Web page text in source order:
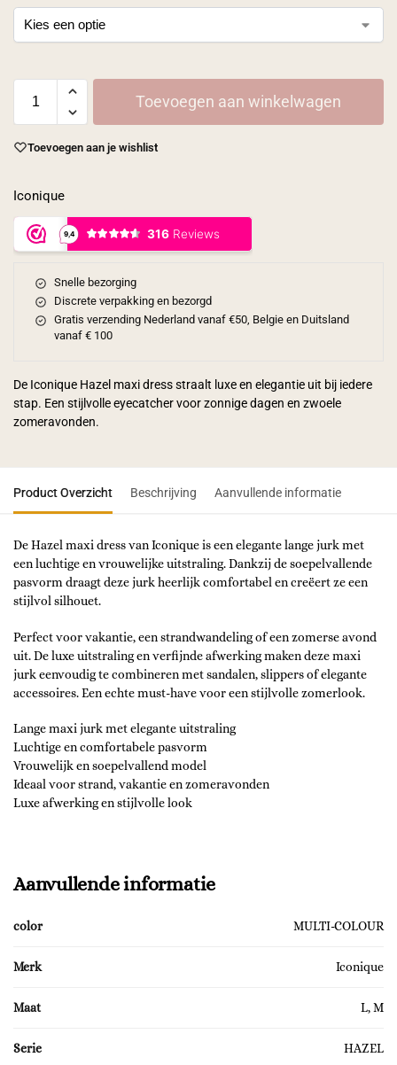
Toevoegen aan winkelwagen
Toevoegen aan je wishlist
Iconique
Snelle bezorging
Discrete verpakking en bezorgd
Gratis verzending Nederland vanaf €50, Belgie en Duitsland
vanaf € 100
De Iconique Hazel maxi dress straalt luxe en elegantie uit bij iedere
stap. Een stijlvolle eyecatcher voor zonnige dagen en zwoele
zomeravonden.
Product Overzicht Beschrijving Aanvullende informatie
De Hazel maxi dress van Iconique is een elegante lange jurk met
een luchtige en vrouwelijke uitstraling. Dankzij de soepelvallende
pasvorm draagt deze jurk heerlijk comfortabel en creëert ze een
stijlvol silhouet.
Perfect voor vakantie, een strandwandeling of een zomerse avond
uit. De luxe uitstraling en verfijnde afwerking maken deze maxi
jurk eenvoudig te combineren met sandalen, slippers of elegante
accessoires. Een echte must-have voor een stijlvolle zomerlook.
Lange maxi jurk met elegante uitstraling
Luchtige en comfortabele pasvorm
Vrouwelijk en soepelvallend model
Ideaal voor strand, vakantie en zomeravonden
Luxe afwerking en stijlvolle look
Aanvullende informatie
color MULTI-COLOUR
Merk Iconique
Maat L, M
Serie HAZEL